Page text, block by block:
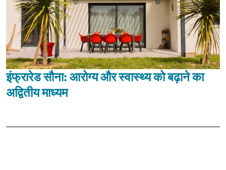
इंफ्रारेड सौना: आरोग्य और स्वास्थ्य को बढ़ाने का
अद्वितीय माध्यम